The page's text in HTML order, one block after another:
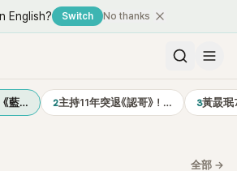
English? Switch No thanks
藍… 2主持11年突退《認哥》！… 3黃晸
全部 →